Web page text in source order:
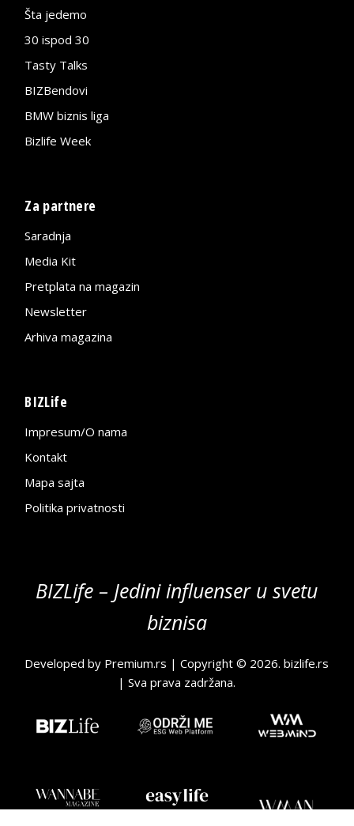
Šta jedemo
30 ispod 30
Tasty Talks
BIZBendovi
BMW biznis liga
Bizlife Week
Za partnere
Saradnja
Media Kit
Pretplata na magazin
Newsletter
Arhiva magazina
BIZLife
Impresum/O nama
Kontakt
Mapa sajta
Politika privatnosti
BIZLife – Jedini influenser u svetu
biznisa
Developed by Premium.rs | Copyright © 2026.bizlife.rs
| Sva prava zadržana.